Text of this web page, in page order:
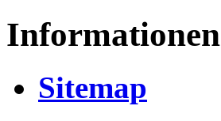
Informationen
Sitemap